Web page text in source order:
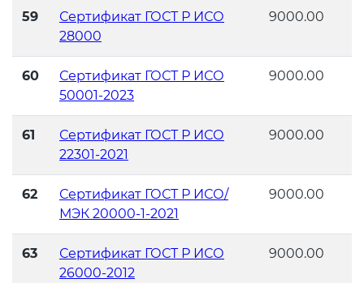
59
Сертификат ГОСТ Р ИСО
28000
9000.00
60
Сертификат ГОСТ Р ИСО
50001-2023
9000.00
61
Сертификат ГОСТ Р ИСО
22301-2021
9000.00
62
Сертификат ГОСТ Р ИСО/
МЭК 20000-1-2021
9000.00
63
Сертификат ГОСТ Р ИСО
26000-2012
9000.00